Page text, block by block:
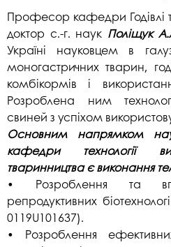
Професор кафедри Годівлі
доктор с.-г. наук Поліщук
Україні науковцем в
моногастричних тварин,
комбікормів і
Розроблена ним
свиней з успіхом
Основним напрямком
кафедри технології
тваринництва є виконання
• Розроблення та
репродуктивних
0119U101637).
• Розроблення ефективних